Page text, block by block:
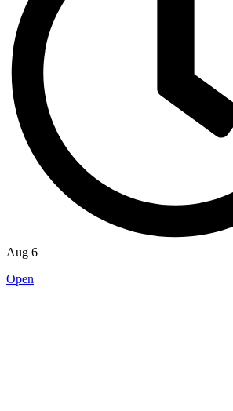
Aug 6
Open